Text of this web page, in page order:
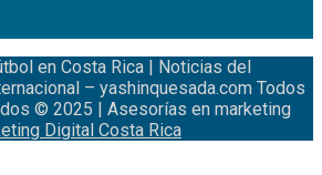
en Costa Rica | Noticias del
– yashinquesada.com Todos
© 2025 | Asesorías en marketing
Digital Costa Rica